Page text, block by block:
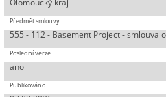
555 - 112 - Basement Project - smlouva
ano